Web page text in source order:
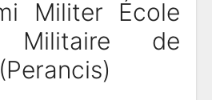
Militer École
Militaire de